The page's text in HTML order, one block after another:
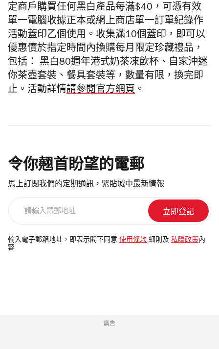
定商戶購買任何黑白產品每滿$40，可憑有效
單一電腦收據正本或網上商店單一訂單紀錄作
活動蓋印乙個使用。 收集滿10個蓋印，即可以
優惠價於指定時間內換購每月限定珍藏禮品，
包括： 黑白80週年港式奶茶凍飲杯、自家沖迷
你茶壺套裝、餐具套裝等 ，數量有限，換完即
止。活動詳情請參閱官方網頁 。
令你翹首盼望的電郵
馬上訂閱我們的定期通訊，緊貼城中最新情報
電
郵
輸入電子郵箱地址，即表示閣下同意 使用條款 細則及 私隱政策 內
容
廣告